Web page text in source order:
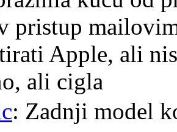
pristup
Apple, ali
ali cigla
: Zadnji model